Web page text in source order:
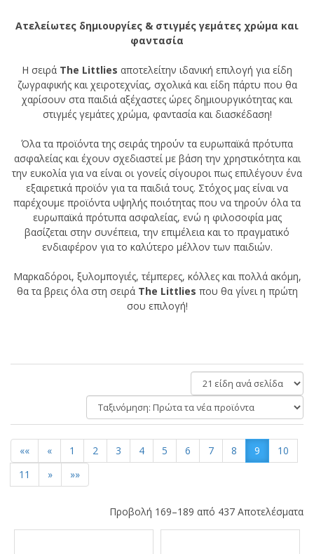
Ατελείωτες δημιουργίες & στιγμές γεμάτες χρώμα και
φαντασία
Η σειρά The Littlies αποτελείτην ιδανική επιλογή για είδη
ζωγραφικής και χειροτεχνίας, σχολικά και είδη πάρτυ που θα
χαρίσουν στα παιδιά αξέχαστες ώρες δημιουργικότητας και
στιγμές γεμάτες χρώμα, φαντασία και διασκέδαση!
Όλα τα προϊόντα της σειράς τηρούν τα ευρωπαϊκά πρότυπα
ασφαλείας και έχουν σχεδιαστεί με βάση την χρηστικότητα και
την ευκολία για να είναι οι γονείς σίγουροι πως επιλέγουν ένα
εξαιρετικά προϊόν για τα παιδιά τους. Στόχος μας είναι να
παρέχουμε προϊόντα υψηλής ποιότητας που να τηρούν όλα τα
ευρωπαϊκά πρότυπα ασφαλείας, ενώ η φιλοσοφία μας
βασίζεται στην συνέπεια, την επιμέλεια και το πραγματικό
ενδιαφέρον για το καλύτερο μέλλον των παιδιών.
Μαρκαδόροι, ξυλομπογιές, τέμπερες, κόλλες και πολλά ακόμη,
θα τα βρεις όλα στη σειρά The Littlies που θα γίνει η πρώτη
σου επιλογή!
είδη
ανά
σελίδα
Ταξινόμηση:
«« « 1 2 3 4 5 6 7 8 9
10
11
» »»
Προβολή 169–189 από 437 Αποτελέσματα
Αποτελέσματα